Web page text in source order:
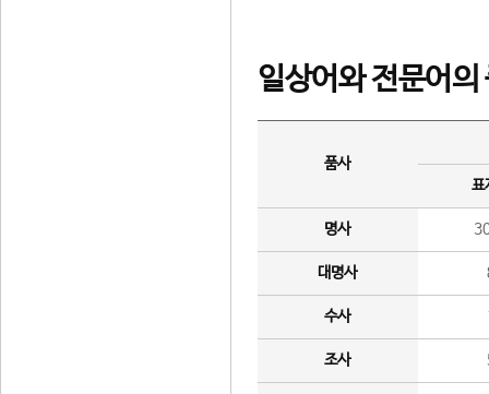
일상어와 전문어의
품사
표
명사
대명사
수사
조사